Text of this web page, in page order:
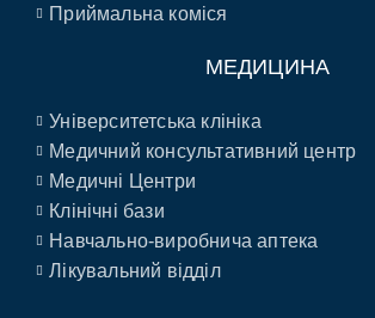
Приймальна коміся
МЕДИЦИНА
Університетська клініка
Медичний консультативний центр
Медичні Центри
Клінічні бази
Навчально-виробнича аптека
Лікувальний відділ